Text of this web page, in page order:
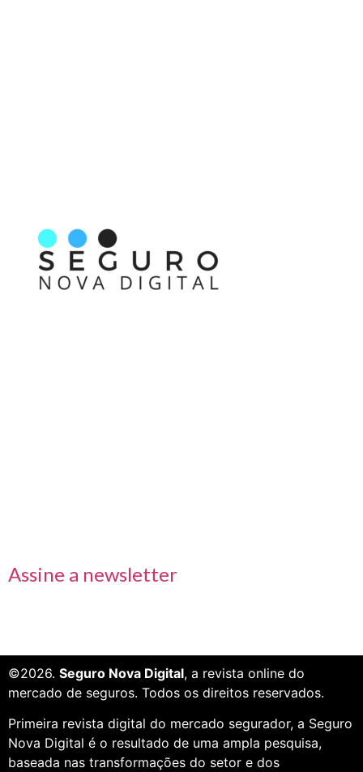
Assine a newsletter
©2026. Seguro Nova Digital, a revista online do
mercado de seguros. Todos os direitos reservados.
Primeira revista digital do mercado segurador, a Seguro
Nova Digital é o resultado de uma ampla pesquisa,
baseada nas transformações do setor e dos